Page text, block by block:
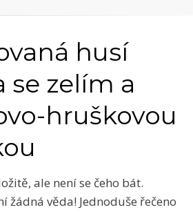
husí
se zelím a
hruškovou
ale není se čeho bát.
žádná věda! Jednoduše řečeno